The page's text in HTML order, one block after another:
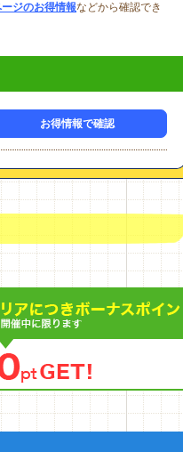
ジのお得情報などから確認でき
お得情報で確認